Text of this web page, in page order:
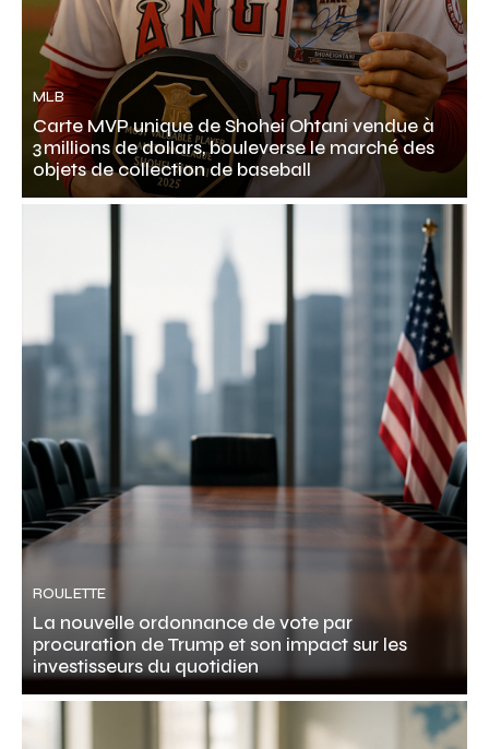
MLB
Carte MVP unique de Shohei Ohtani vendue à
3 millions de dollars, bouleverse le marché des
objets de collection de baseball
ROULETTE
La nouvelle ordonnance de vote par
procuration de Trump et son impact sur les
investisseurs du quotidien